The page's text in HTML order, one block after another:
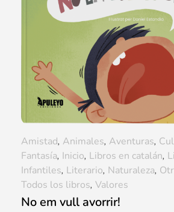
No em vull avorrir!
Amistad, Animales, Aventuras,
Fantasía, Inicio, Libros en catalán,
Infantiles, Literario, Naturaleza,
Todos los libros, Valores